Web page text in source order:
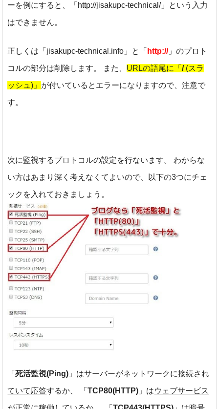
ーを例にすると、「http://jisakupc-technical/」という入力
はできません。
正しくは「jisakupc-technical.info」と「 http://」のプロト
コルの部分は削除します。 また、 URLの語尾に「/(スラ
ッシュ)」 が付いているとエラーになりますので、注意で
す。
次に監視するプロトコルの設定を行ないます。 わからな
い方はあまり深く考えなくてよいので、以下の3つにチェ
ックを入れておきましょう。
「死活監視(Ping) 」はサーバーがネットワークに接続され
ていて応答するか、 「TCP80(HTTP) 」はウェブサービス